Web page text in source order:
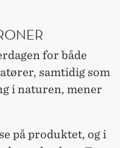
for både
samtidig som
i naturen, mener
på produktet, og i